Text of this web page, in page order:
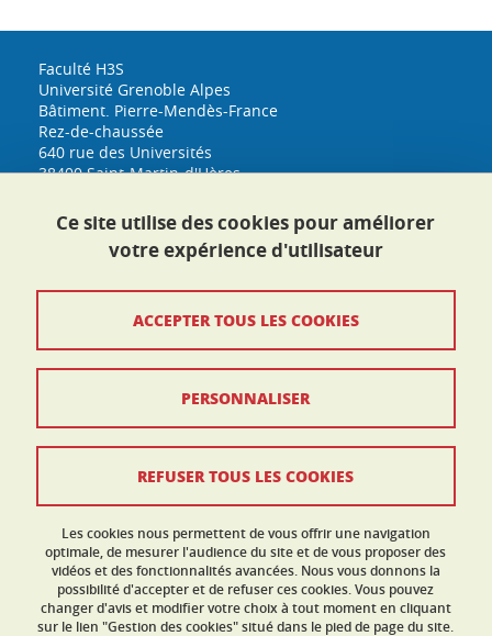
Faculté H3S
Université Grenoble Alpes
Bâtiment. Pierre-Mendès-France
Rez-de-chaussée
640 rue des Universités
38400 Saint-Martin-d'Hères
Tél. : 04 76 74 33 53
Plan d'accès
Mentions légales
Données personnelles
Politique des cookies
Gestion des cookies
Contact et réclamation
Accessibilité : non conforme
Ce site utilise des cookies pour améliorer
votre expérience d'utilisateur
Les cookies nous permettent de vous offrir une navigation
optimale, de mesurer l'audience du site et de vous proposer des
vidéos et des fonctionnalités avancées. Nous vous donnons la
possibilité d'accepter et de refuser ces cookies. Vous pouvez
changer d'avis et modifier votre choix à tout moment en cliquant
sur le lien "Gestion des cookies" situé dans le pied de page du site.
ACCEPTER TOUS LES COOKIES
REFUSER TOUS LES COOKIES
PERSONNALISER